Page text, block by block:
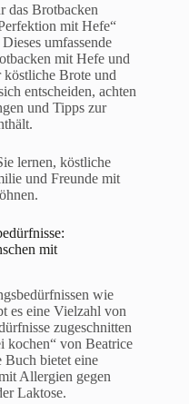
das Brotbacken
mit Hefe“
umfassende
mit Hefe und
Brote und
entscheiden, achten
und Tipps zur
lernen, köstliche
und Freunde mit
mit
wie
es eine Vielzahl von
zugeschnitten
kochen“ von Beatrice
Buch bietet eine
Allergien gegen
Laktose.